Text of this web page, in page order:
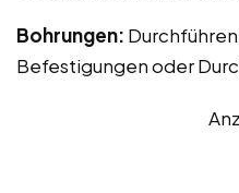
Bohrungen:
Befestigungen oder